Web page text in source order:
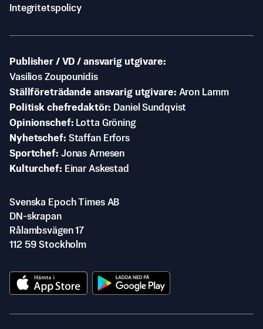
Integritetspolicy
Publisher / VD / ansvarig utgivare
Vasilios Zoupounidis
Ställföreträdande ansvarig utgivare Aron Lamm
Politisk chefredaktör
Daniel Sundqvist
Opinionschef
Lotta Gröning
Nyhetschef Staffan Erfors
Sportchef Jonas Arnesen
Kulturchef
Einar Askestad
Svenska Epoch Times AB
DN-skrapan
Rålambsvägen 17
112 59 Stockholm